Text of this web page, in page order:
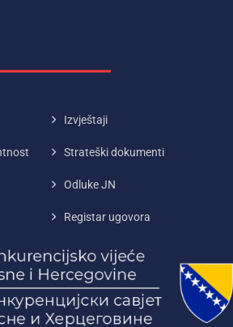
Izvještaji
Strateški dokumenti
Odluke JN
Registar ugovora